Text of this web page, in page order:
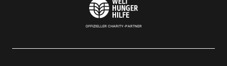
OFFIZIELLER CHARITY-PARTNER